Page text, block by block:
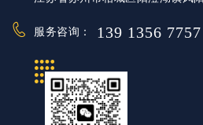
服务咨询： 139 1356 7757